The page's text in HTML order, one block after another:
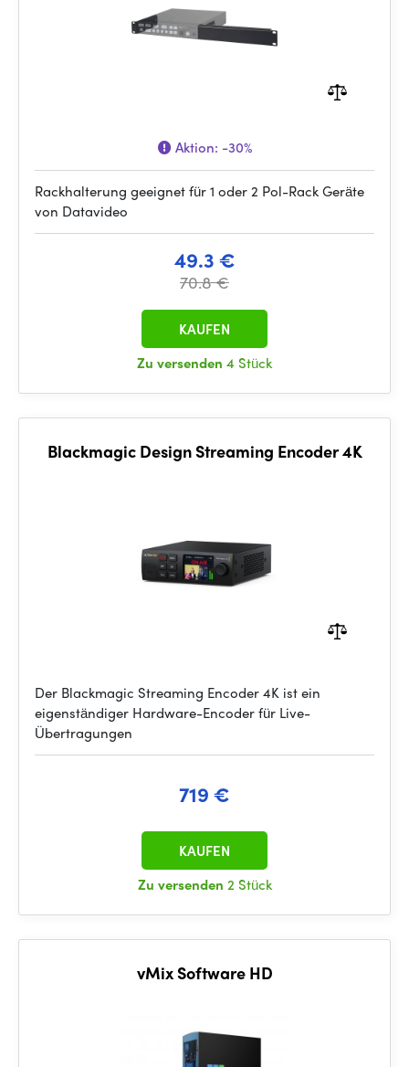
Aktion: -30%
Rackhalterung geeignet für 1 oder 2 Pol-Rack Geräte
von Datavideo
49.3 €
70.8 €
Zu versenden 4 Stück
KAUFEN
Blackmagic Design Streaming Encoder 4K
Der Blackmagic Streaming Encoder 4K ist ein
eigenständiger Hardware-Encoder für Live-
Übertragungen
719 €
Zu versenden 2 Stück
KAUFEN
vMix Software HD